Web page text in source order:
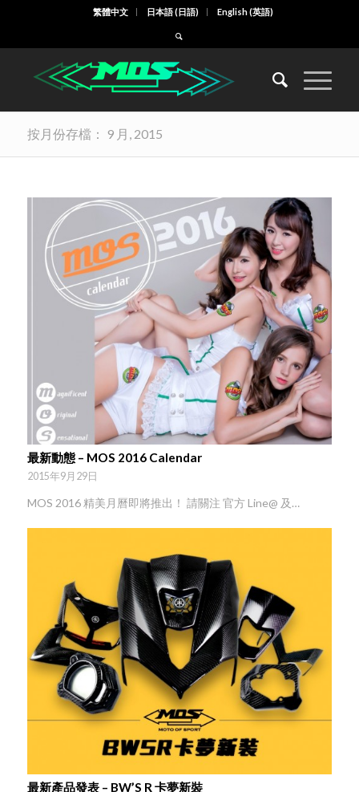
繁體中文 日本語(日語) English(英語)
按月份存檔： 9 月, 2015
最新動態 – MOS 2016 Calendar
2015年9月29日
MOS 2016 精美月曆即將推出！ 請關注 官方 Line@ 及…
最新產品發表 – BW’S R 卡夢新裝